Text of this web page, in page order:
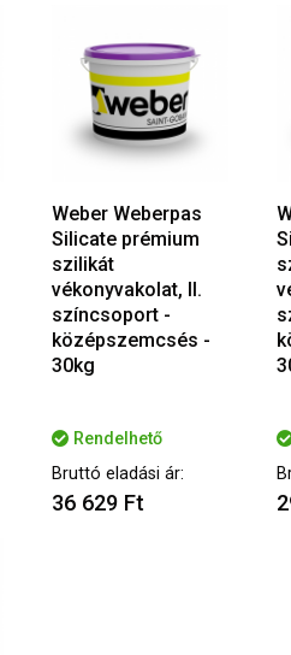
Weber Weberpas
Silicate prémium
szilikát
vékonyvakolat, II.
színcsoport -
középszemcsés -
30kg
Rendelhető
Bruttó eladási ár:
36 629 Ft